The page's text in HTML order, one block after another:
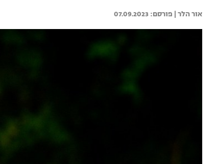
אור הלר | 07.09.2023